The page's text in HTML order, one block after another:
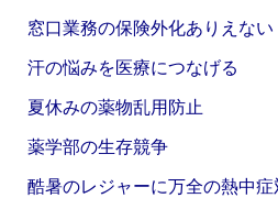
窓口業務の保険外化ありえない
汗の悩みを医療につなげる
夏休みの薬物乱用防止
薬学部の生存競争
酷暑のレジャーに万全の熱中症